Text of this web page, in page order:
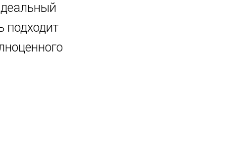
подходит